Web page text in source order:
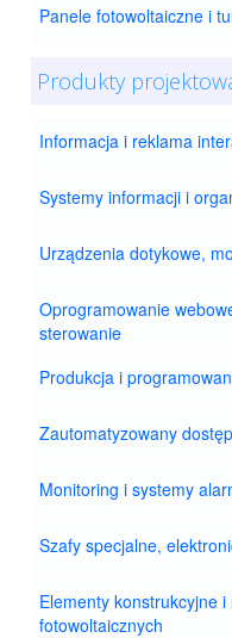
Panele fotowoltaiczne i
Produkty
Informacja i reklama
Systemy informacji i
Urządzenia dotykowe,
Oprogramowanie
sterowanie
Produkcja i
Zautomatyzowany
Monitoring i systemy
Szafy specjalne,
Elementy konstrukcyjne
fotowoltaicznych